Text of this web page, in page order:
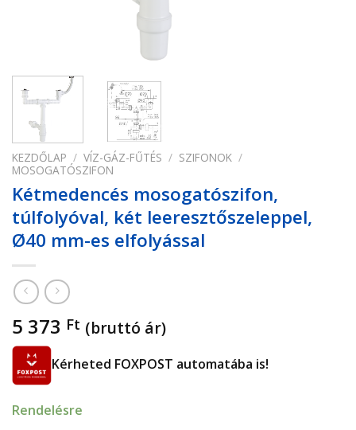
KEZDŐLAP / VÍZ-GÁZ-FŰTÉS / SZIFONOK /
MOSOGATÓSZIFON
Kétmedencés mosogatószifon,
túlfolyóval, két leeresztőszeleppel,
Ø40 mm-es elfolyással
5 373 Ft (bruttó ár)
Kérheted FOXPOST automatába is!
Rendelésre